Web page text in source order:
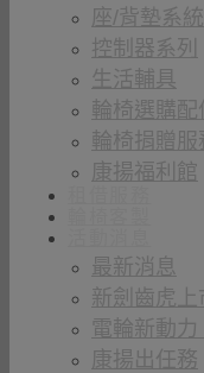
座/背墊系統
控制器系列
生活輔具
輪椅選購配
輪椅捐贈服
康揚福利館
最新消息
新劍齒虎上
電輪新動
康揚出任務